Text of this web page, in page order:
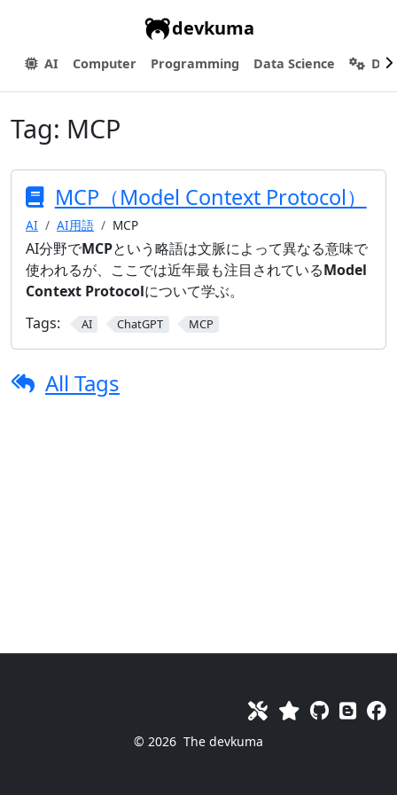
devkuma
AI Computer Programming Data Science
Tag: MCP
MCP（Model Context Protocol）
AI AI用語 MCP
AI分野でMCPという略語は文脈によって異なる意味で
使われるが、ここでは近年最も注目されているModel
Context Protocolについて学ぶ。
Tags:
AI ChatGPT MCP
All Tags
© 2026 The devkuma